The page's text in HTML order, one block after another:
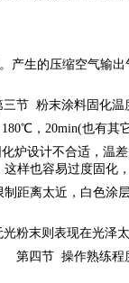
产生的压缩空气输
三节 粉末涂料固化温
180℃，20min(也有其
设计不合适，
样也容易过度固化
离太近，白色
末则表现在光泽
第四节 操作熟练程